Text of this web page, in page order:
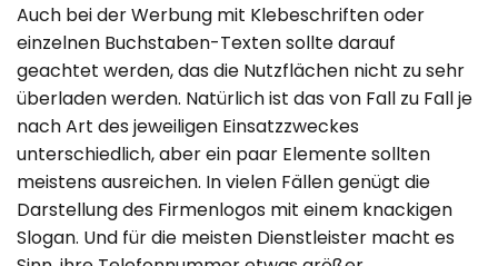
Auch bei der Werbung mit Klebeschriften oder
einzelnen Buchstaben-Texten sollte darauf
geachtet werden, das die Nutzflächen nicht zu sehr
überladen werden. Natürlich ist das von Fall zu Fall je
nach Art des jeweiligen Einsatzzweckes
unterschiedlich, aber ein paar Elemente sollten
meistens ausreichen. In vielen Fällen genügt die
Darstellung des Firmenlogos mit einem knackigen
Slogan. Und für die meisten Dienstleister macht es